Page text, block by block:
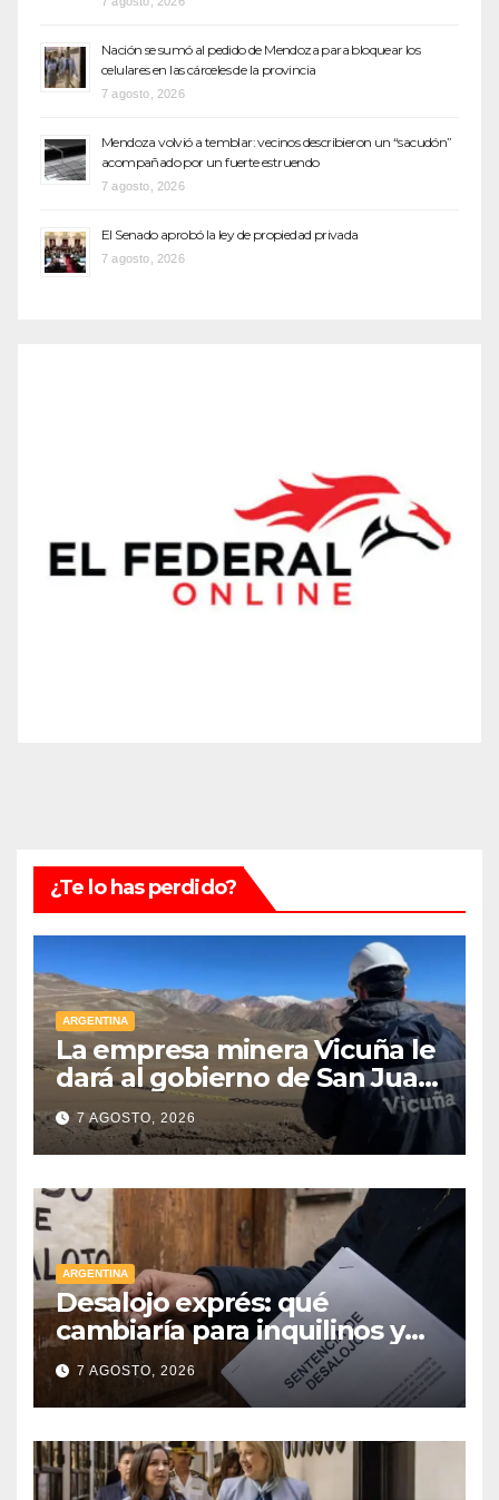
Nación se sumó al pedido de Mendoza para bloquear los
celulares en las cárceles de la provincia
7 agosto, 2026
Mendoza volvió a temblar: vecinos describieron un “sacudón”
acompañado por un fuerte estruendo
7 agosto, 2026
El Senado aprobó la ley de propiedad privada
7 agosto, 2026
¿Te lo has perdido?
ARGENTINA
La empresa minera Vicuña le
dará al gobierno de San Juan
U$D 250 millones cómo un
aporte extraordinario y no
reembolsable
7 AGOSTO, 2026
ARGENTINA
Desalojo exprés: qué
cambiaría para inquilinos y
dueños con el proyecto que
tuvo media sanción en la
Cámara alta
7 AGOSTO, 2026